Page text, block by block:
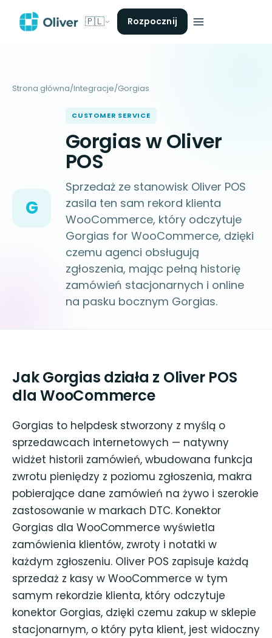
🇵🇱 Rozpocznij
Strona główna/Integracje/Gorgias
G
CUSTOMER SERVICE
Gorgias w Oliver
POS
Sprzedaż ze stanowisk Oliver POS
zasila ten sam rekord klienta
WooCommerce, który odczytuje
Gorgias for WooCommerce, dzięki
czemu agenci obsługują
zgłoszenia, mając pełną historię
zamówień stacjonarnych i online
na pasku bocznym Gorgias.
Jak Gorgias działa z Oliver POS
dla WooCommerce
Gorgias to helpdesk stworzony z myślą o
sprzedawcach internetowych — natywny
widżet historii zamówień, wbudowana funkcja
zwrotu pieniędzy z poziomu zgłoszenia, makra
pobierające dane zamówień na żywo i szerokie
zastosowanie w markach DTC. Konektor
Gorgias dla WooCommerce wyświetla
zamówienia klientów, zwroty i notatki w
każdym zgłoszeniu. Oliver POS zapisuje każdą
sprzedaż z kasy w WooCommerce w tym
samym rekordzie klienta, który odczytuje
konektor Gorgias, dzięki czemu zakup w sklepie
stacjonarnym, o który pyta klient, jest widoczny